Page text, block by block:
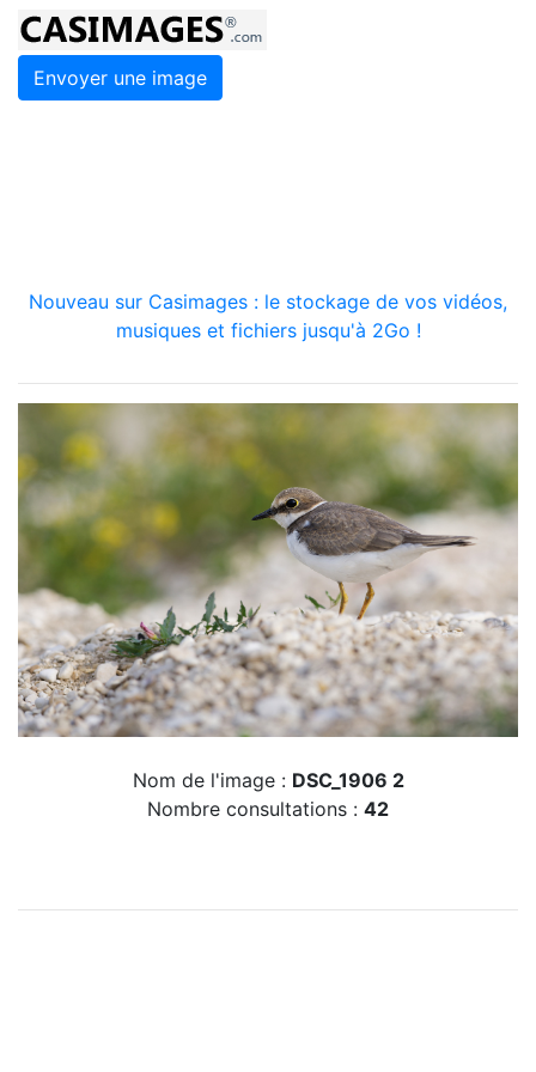
Envoyer une image
Nouveau sur Casimages : le stockage de vos vidéos,
musiques et fichiers jusqu'à 2Go !
Nom de l'image : DSC_1906 2
Nombre consultations : 42